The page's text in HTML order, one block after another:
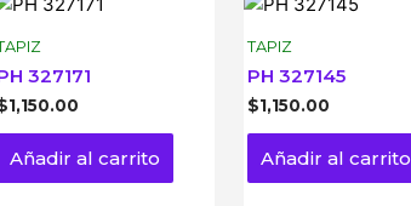
327171
1,150.00
Añadir al carrito
TAPIZ
PH 327145
$1,150.00
Añadir al carrito